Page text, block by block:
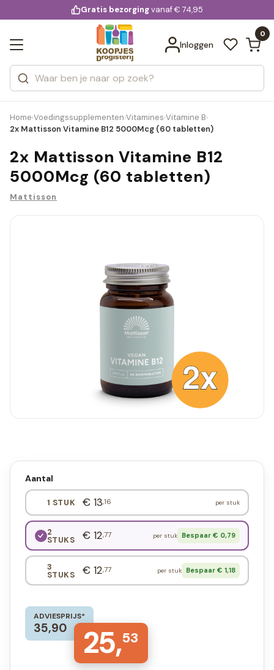
voor 20:00 uur besteld
Gratis bezorgingvanaf € 74,95
Inloggen
0
Zoeken
Categorieën
Merken
Bekijk alle resultaten
Home›Voedingssupplementen›Vitamines›Vitamine B›
2x Mattisson Vitamine B12 5000Mcg (60 tabletten)
2x Mattisson Vitamine B12
5000Mcg (60 tabletten)
Mattisson
Aantal
1 STUK € 13,16 per stuk
2
STUKS € 12,77 per stuk Bespaar € 0,79
3
STUKS € 12,77 per stuk Bespaar € 1,18
ADVIESPRIJS*
35,90 25,53